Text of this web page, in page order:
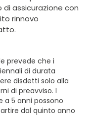
assicurazione con
rinnovo
prevede che i
di durata
disdetti solo alla
di preavviso. I
5 anni possono
dal quinto anno